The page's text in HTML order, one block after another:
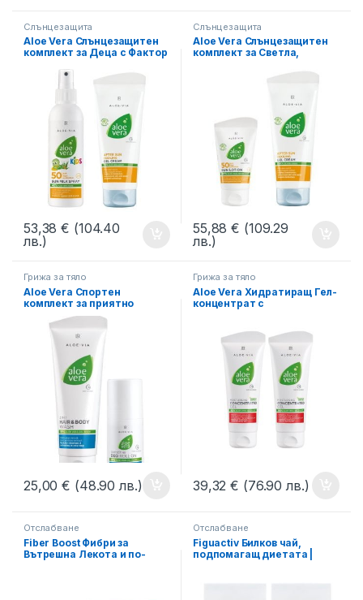
Слънцезащита
Aloe Vera Слънцезащитен
комплект за Деца с Фактор
53,38€ (104.40
лв.)
Слънцезащита
Aloe Vera Слънцезащитен
комплект за Светла,
55,88€ (109.29
лв.)
Грижа за тяло
Aloe Vera Спортен
комплект за приятно
усещане и свежест
25,00€ (48.90 лв.)
Грижа за тяло
Aloe Vera Хидратиращ Гел-
концентрат с
39,32€ (76.90 лв.)
Отслабване
Fiber Boost Фибри за
Вътрешна Лекота и по-
Отслабване
Figuactiv Билков чай,
подпомагащ диетата |